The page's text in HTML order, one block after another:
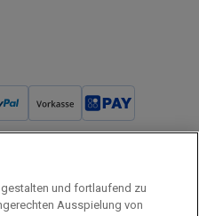
und fortlaufend zu
Ausspielung von